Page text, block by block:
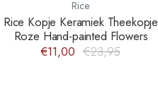
Rice
Rice Kopje Keramiek Theekopje
Roze Hand-painted Flowers
€11,00 €23,95